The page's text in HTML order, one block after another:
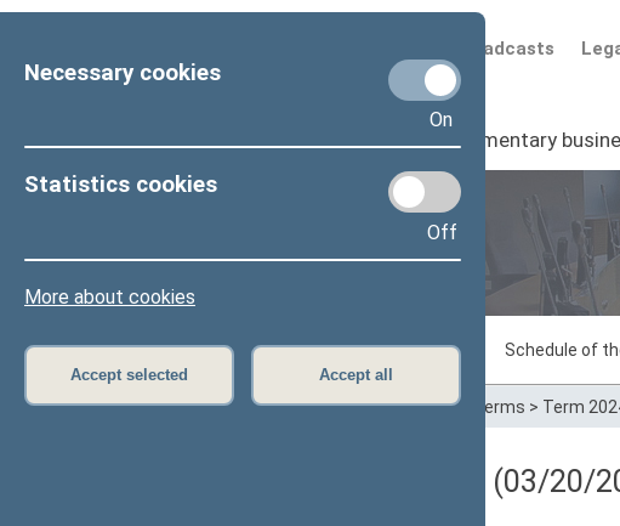
Necessary cookies
On
Statistics cookies
Off
More about cookies
Accept selected Accept all
Scheduled broadcasts
Seimas I Parliamentary
Sitting in progress Plenary sittings Schedule of
Home>Plenary sittings>Parliamentary terms > Term
Darbotvarkės klausimas (03/20/